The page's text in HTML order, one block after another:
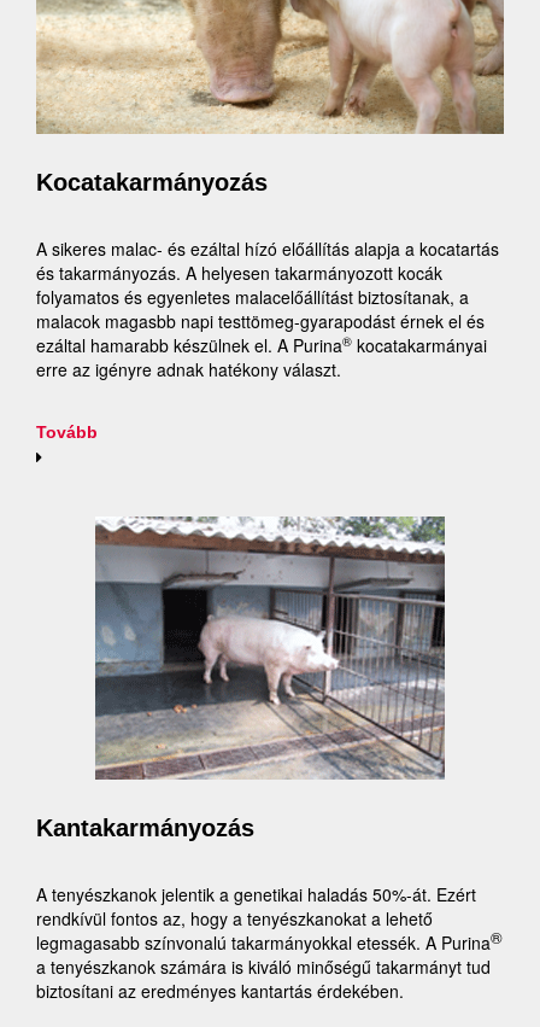
Kocatakarmányozás
A sikeres malac- és ezáltal hízó előállítás alapja a kocatartás
és takarmányozás. A helyesen takarmányozott kocák
folyamatos és egyenletes malacelőállítást biztosítanak, a
malacok magasbb napi testtömeg-gyarapodást érnek el és
ezáltal hamarabb készülnek el. A Purina® kocatakarmányai
erre az igényre adnak hatékony választ.
Tovább
Kantakarmányozás
A tenyészkanok jelentik a genetikai haladás 50%-át. Ezért
rendkívül fontos az, hogy a tenyészkanokat a lehető
legmagasabb színvonalú takarmányokkal etessék. A Purina®
a tenyészkanok számára is kiváló minőségű takarmányt tud
biztosítani az eredményes kantartás érdekében.